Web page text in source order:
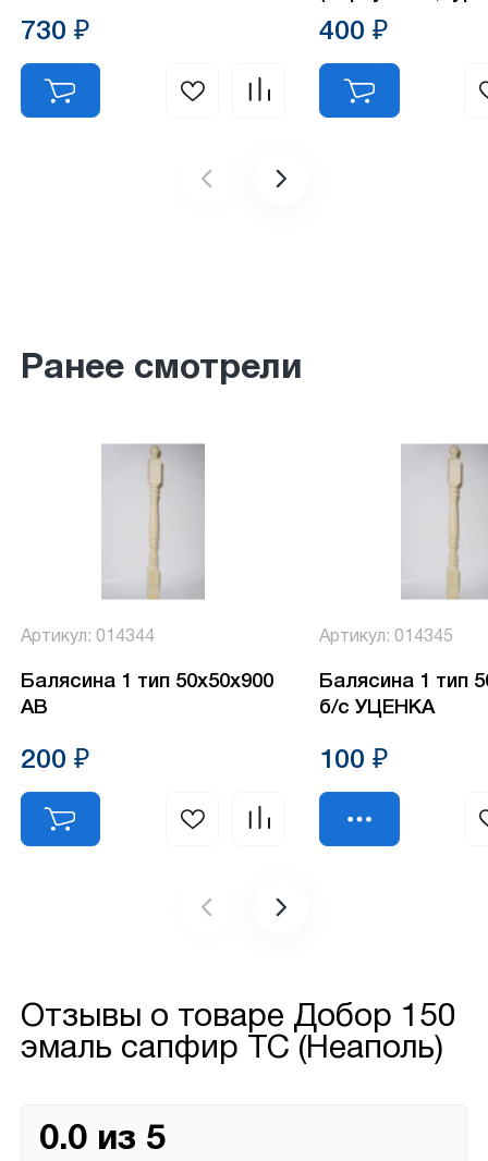
730 ₽ 400 ₽
Ранее смотрели
Артикул: 014344
Балясина 1 тип 50х50х900
АВ
200 ₽
Артикул: 014345
Балясина 1 тип
б/с УЦЕНКА
100 ₽
Отзывы о товаре Добор 150
эмаль сапфир ТС (Неаполь)
0.0 из 5